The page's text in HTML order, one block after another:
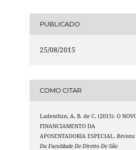
PUBLICADO
25/08/2015
COMO CITAR
Ladenthin, A. B. de C. (2015). O
FINANCIAMENTO DA
APOSENTADORIA ESPECIAL.Revista
Da Faculdade De Direito De São